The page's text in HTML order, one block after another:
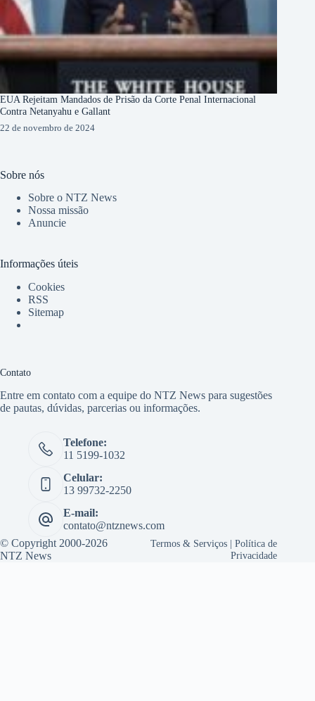
EUA Rejeitam Mandados de Prisão da Corte Penal Internacional
Contra Netanyahu e Gallant
22 de novembro de 2024
Sobre nós
Sobre o NTZ News
Nossa missão
Anuncie
Informações úteis
Cookies
RSS
Sitemap
Contato
Entre em contato com a equipe do NTZ News para sugestões
de pautas, dúvidas, parcerias ou informações.
Telefone:
11 5199-1032
Celular:
13 99732-2250
E-mail:
contato@ntznews.com
© Copyright 2000-2026
NTZ News
Termos & Serviços |Política de
Privacidade